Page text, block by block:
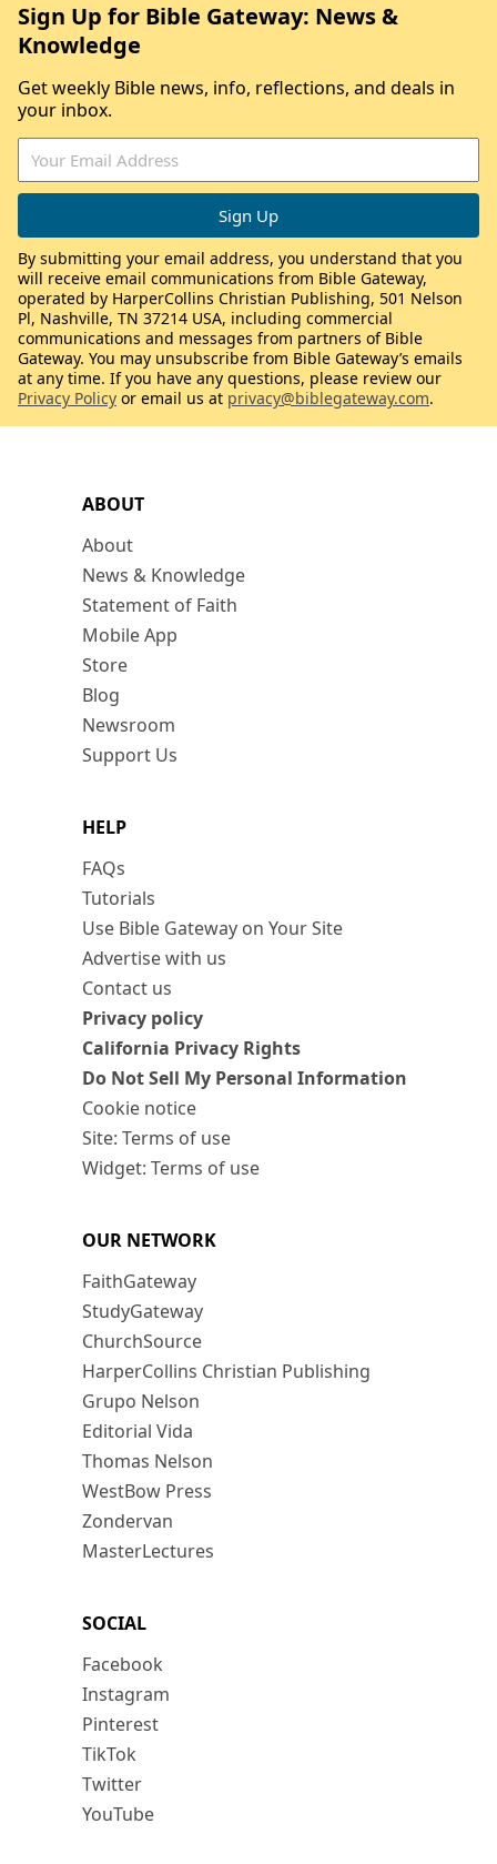
ABOUT
About
News & Knowledge
Statement of Faith
Mobile App
Store
Blog
Newsroom
Support Us
HELP
FAQs
Tutorials
Use Bible Gateway on Your Site
Advertise with us
Contact us
Privacy policy
California Privacy Rights
Do Not Sell My Personal Information
Cookie notice
Site: Terms of use
Widget: Terms of use
OUR NETWORK
FaithGateway
StudyGateway
ChurchSource
HarperCollins Christian Publishing
Grupo Nelson
Editorial Vida
Thomas Nelson
WestBow Press
Zondervan
MasterLectures
SOCIAL
Facebook
Instagram
Pinterest
TikTok
Twitter
YouTube
Sign Up for Bible Gateway: News &
Knowledge
Get weekly Bible news, info, reflections, and deals in
your inbox.
By submitting your email address, you understand that you
will receive email communications from Bible Gateway,
operated by HarperCollins Christian Publishing, 501 Nelson
Pl, Nashville, TN 37214 USA, including commercial
communications and messages from partners of Bible
Gateway. You may unsubscribe from Bible Gateway’s emails
at any time. If you have any questions, please review our
Privacy Policy or email us at privacy@biblegateway.com.